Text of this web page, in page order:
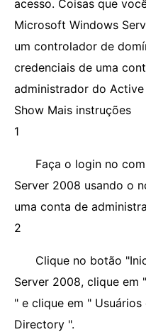
acesso. Coisas que
Microsoft Windows
um controlador de
credenciais de uma
administrador do
Show Mais instruções
1
Faça o login no
Server 2008 usando o
uma conta de
2
Clique no botão
Server 2008, clique em
" e clique em "
Directory ".